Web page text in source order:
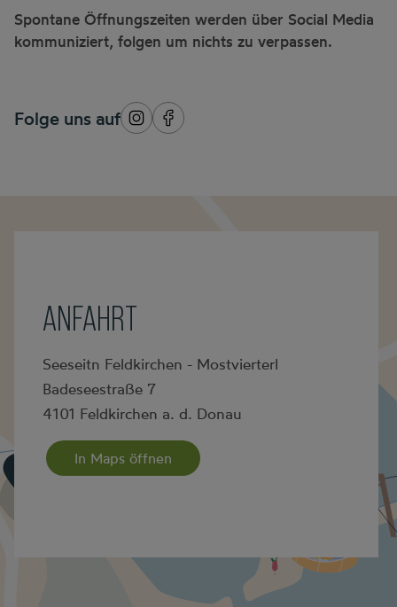
Spontane Öffnungszeiten werden über Social Media
kommuniziert, folgen um nichts zu verpassen.
Folge uns auf
ANFAHRT
Seeseitn Feldkirchen - Mostvierterl
Badeseestraße 7
4101 Feldkirchen a. d. Donau
In Maps öffnen